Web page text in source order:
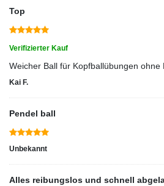
Top
Verifizierter Kauf
Weicher Ball für Kopfballübungen ohne
Kai F.
Pendel ball
Unbekannt
Alles reibungslos und schnell